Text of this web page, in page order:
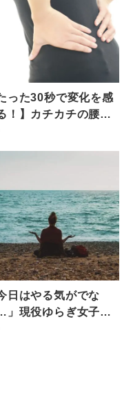
った30秒で変化を感
！】カチカチの腰回
股関節がほぐれるス
日はやる気がでな
」現役ゆらぎ女子の
しが始業前に10分瞑